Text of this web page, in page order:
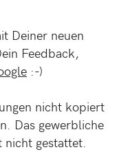
Deiner neuen
Feedback,
:-)
nicht kopiert
Das gewerbliche
nicht gestattet.